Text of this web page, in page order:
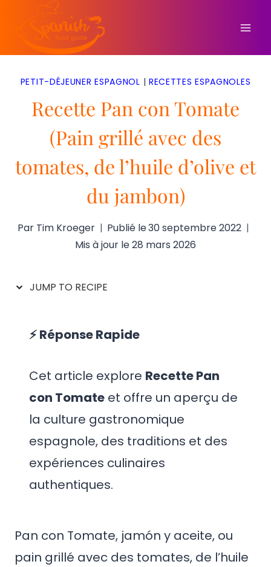
contenu
PETIT-DÉJEUNER ESPAGNOL | RECETTES ESPAGNOLES
Recette Pan con Tomate
(Pain grillé avec des
tomates, de l’huile d’olive et
du jambon)
Par Tim Kroeger Publié le30 septembre 2022
Mis à jour le28 mars 2026
JUMP TO RECIPE
⚡ Réponse Rapide
Cet article explore Recette Pan
con Tomate et offre un aperçu de
la culture gastronomique
espagnole, des traditions et des
expériences culinaires
authentiques.
Pan con Tomate, jamón y aceite, ou
pain grillé avec des tomates, de l’huile